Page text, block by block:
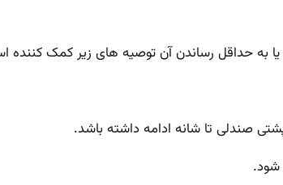
یا به حداقل رساندن آن توصیه های زیر کمک کننده
صندلی تا شانه ادامه داشته باشد.
شود.